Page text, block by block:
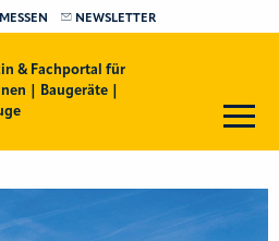
MESSEN NEWSLETTER
& Fachportal für
| Baugeräte |